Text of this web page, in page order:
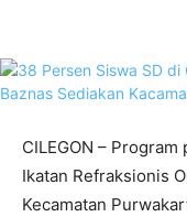
CILEGON –
Ikatan Refraksionis
Kecamatan